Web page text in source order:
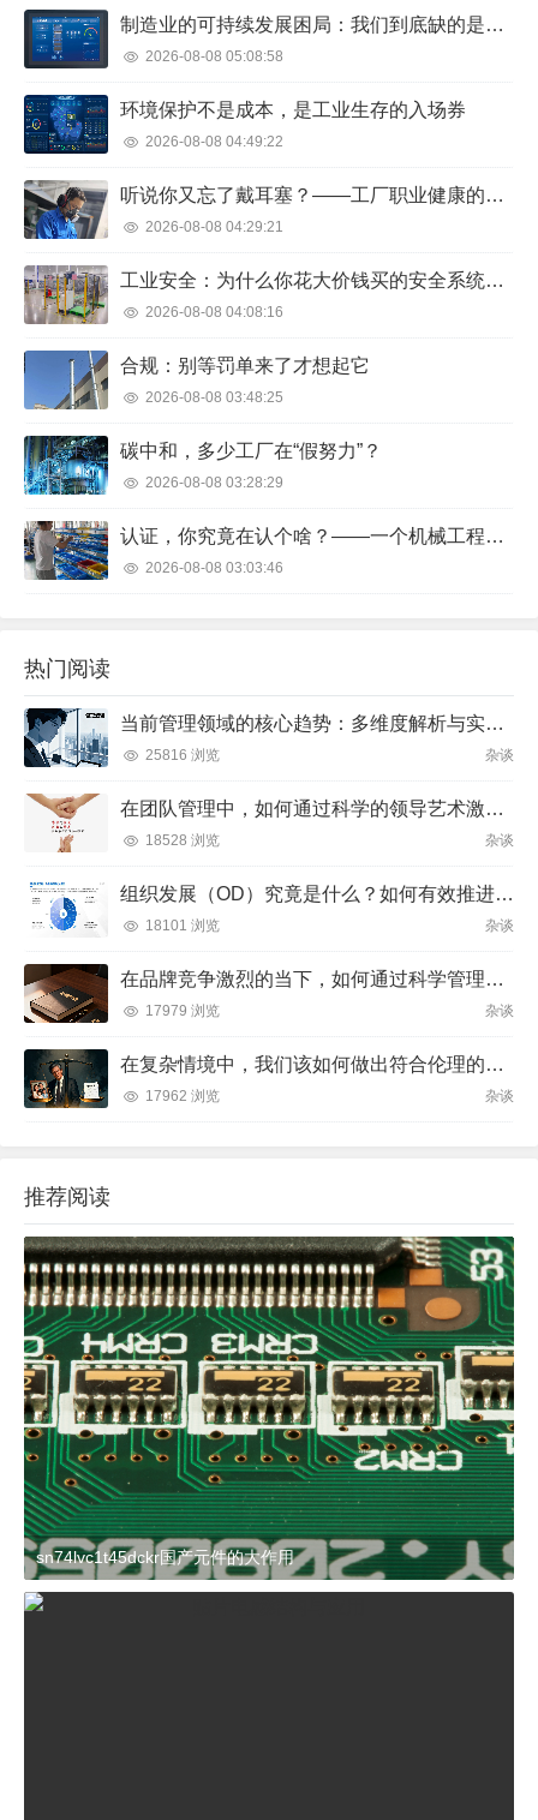
制造业的可持续发展困局：我们到底缺的是技术，还是决心？
2026-08-08 05:08:58
环境保护不是成本，是工业生存的入场券
2026-08-08 04:49:22
听说你又忘了戴耳塞？——工厂职业健康的血泪教训
2026-08-08 04:29:21
工业安全：为什么你花大价钱买的安全系统，现场却锁在柜子里吃灰？
2026-08-08 04:08:16
合规：别等罚单来了才想起它
2026-08-08 03:48:25
碳中和，多少工厂在“假努力”？
2026-08-08 03:28:29
认证，你究竟在认个啥？——一个机械工程师的切肤之痛
2026-08-08 03:03:46
热门阅读
当前管理领域的核心趋势：多维度解析与实践方向
25816 浏览 杂谈
在团队管理中，如何通过科学的领导艺术激发成员潜力并实现目标？
18528 浏览 杂谈
组织发展（OD）究竟是什么？如何有效推进并解决企业管理难题？
18101 浏览 杂谈
在品牌竞争激烈的当下，如何通过科学管理让品牌成为消费者心中不可替代的存在？
17979 浏览 杂谈
在复杂情境中，我们该如何做出符合伦理的决策？
17962 浏览 杂谈
推荐阅读
sn74lvc1t45dckr国产元件的大作用